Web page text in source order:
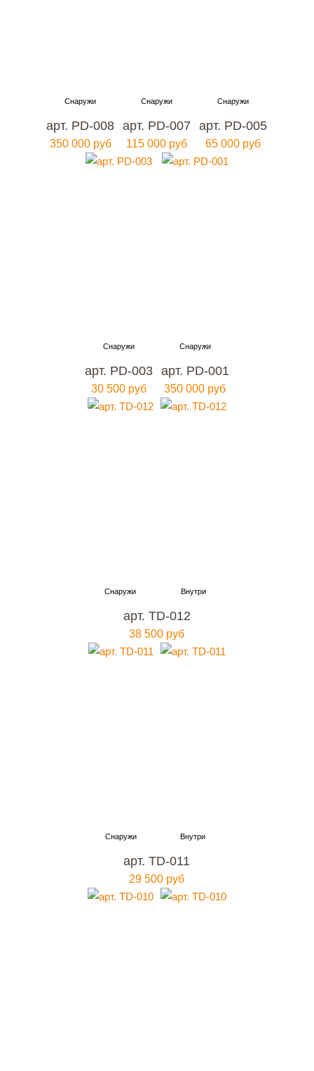
арт. PD-008
350 000 руб
арт. PD-007
115 000 руб
арт. PD-005
65 000 руб
арт. PD-003
30 500 руб
арт. PD-001
350 000 руб
арт. TD-012
38 500 руб
арт. TD-011
29 500 руб